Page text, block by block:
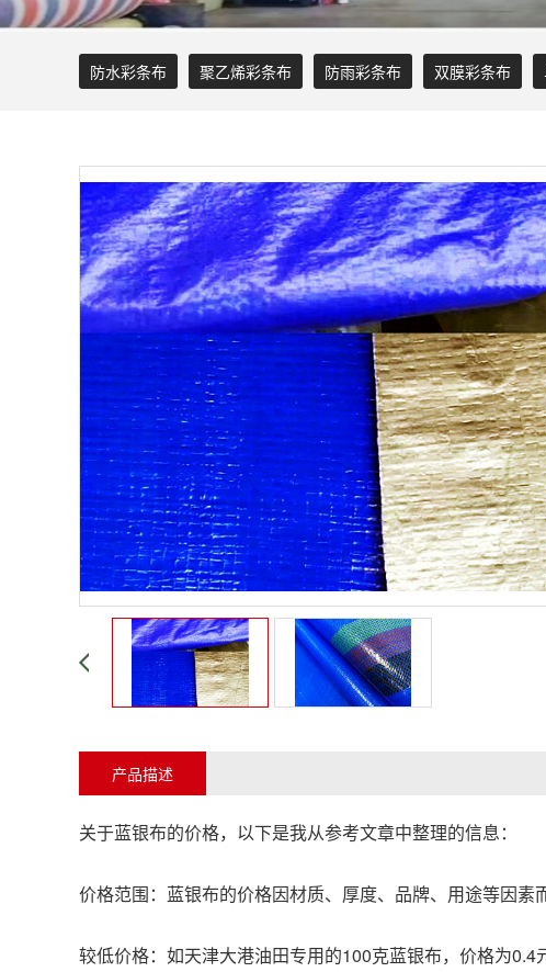
防水彩条布 聚乙烯彩条布 防雨彩条布 双膜彩条布
产品描述
关于蓝银布的价格，以下是我从参考文章中整理的信息：
价格范围：蓝银布的价格因材质、厚度、品牌、用途等因素
较低价格：如天津大港油田专用的100克蓝银布，价格为0.4